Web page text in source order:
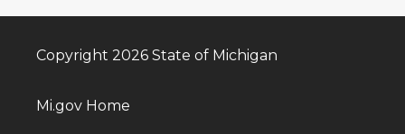
Copyright 2026 State of Michigan
Mi.gov Home